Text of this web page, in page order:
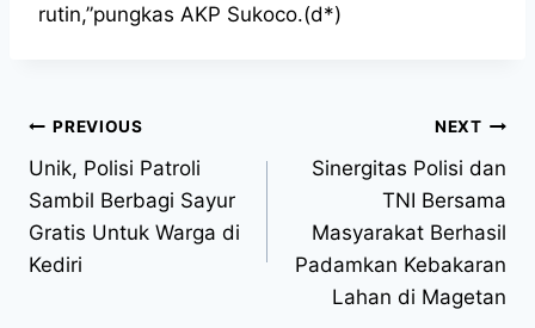
rutin,”pungkas AKP Sukoco.(d*)
PREVIOUS
Unik, Polisi Patroli
Sambil Berbagi Sayur
Gratis Untuk Warga di
Kediri
NEXT
Sinergitas Polisi dan
TNI Bersama
Masyarakat Berhasil
Padamkan Kebakaran
Lahan di Magetan